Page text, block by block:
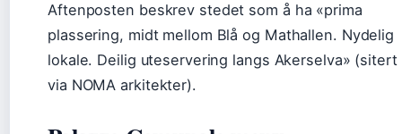
Aftenposten beskrev stedet som å ha «prima
plassering, midt mellom Blå og Mathallen. Nydelig
lokale. Deilig uteservering langs Akerselva» (sitert
via NOMA arkitekter).